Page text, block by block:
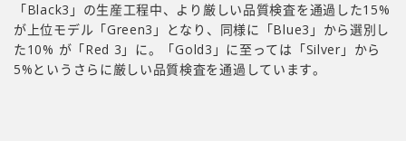
「Black3」の生産工程中、より厳しい品質検査を通過した15%
が上位モデル「Green3」となり、同様に「Blue3」から選別し
た10% が「Red 3」に。「Gold3」に至っては「Silver」から
5%というさらに厳しい品質検査を通過しています。